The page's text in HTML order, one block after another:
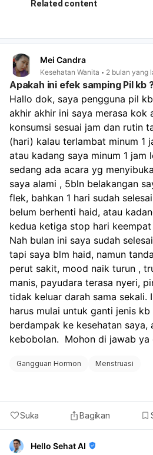
penyesuaian dosis atau
profesional kesehatan.
Related content
Mei Candra
Kesehatan Wanita 2 bulan yang
Apakah ini efek samping Pil kb
Hallo dok, saya pengguna pil
akhir akhir ini saya merasa kok
konsumsi sesuai jam dan rutin
(hari) kalau terlambat minum 1
atau kadang saya minum 1 jam
sedang ada acara yg
saya alami , 5bln belakangan
flek, bahkan 1 hari sudah
belum berhenti haid, atau
kedua ketiga stop hari
Nah bulan ini saya sudah
tapi saya blm haid, namun
perut sakit, mood naik turun ,
manis, payudara terasa nyeri,
tidak keluar darah sama sekali.
harus mulai untuk ganti jenis
berdampak ke kesehatan saya,
kebobolan.  Mohon di jawab
Gangguan Hormon Menstruasi
Suka Bagikan
Hello Sehat AI